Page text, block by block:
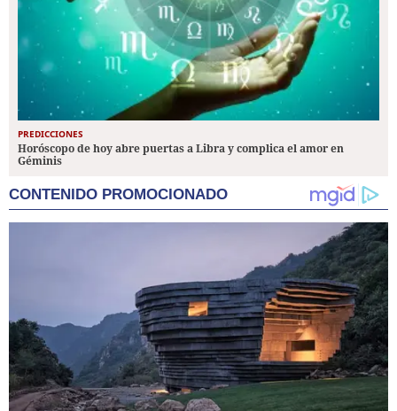
PREDICCIONES
Horóscopo de hoy abre puertas a Libra y complica el amor en
Géminis
CONTENIDO PROMOCIONADO